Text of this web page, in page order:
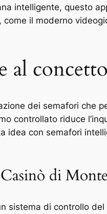
intelligente, questo
il moderno
dei semafori
controllato riduce
idea con semafori
di
sistema di controllo